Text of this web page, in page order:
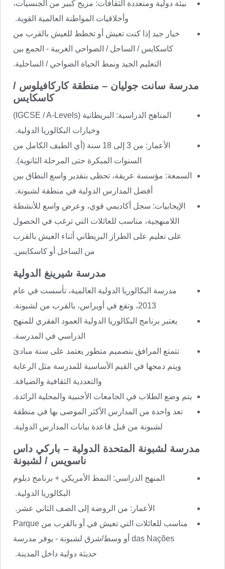
بيئة دولية ومتعددة الثقافات: مزيج كبير من الجنسيات،
وأخلاقيات المواطنة العالمية القوية.
خيار جيد إذا كنت تعيش أو تخطط للعيش بالقرب من
كاسكايس / الساحل / الضواحي الغربية - الجمع بين
التعليم الجيد ونمط الحياة الضواحي / الساحلية.
مدرسة سانت جوليان – منطقة كاركافيلوس /
كاسكايس
المناهج الدراسية: البريطانية (IGCSE / A-Levels)
وخيارات البكالوريا الدولية.
الأعمار: من 3 إلى 18 سنة (أي الطيف الكامل من
السنوات المبكرة حتى المرحلة الثانوية).
السمعة: مؤسسة عريقة، تحظى بتقدير واسع النطاق بين
أفضل المدارس الدولية في منطقة لشبونة.
الإيجابيات: سجل أكاديمي قوي، وعرض واسع للأنشطة
اللامنهجية، مناسب للعائلات التي ترغب في الحصول
على تعليم على الطراز البريطاني أثناء العيش بالقرب
من الساحل أو كاسكايس.
مدرسة شيرينغ الدولية
مدرسة البكالوريا الدولية العالمية، تأسست في عام
2013، وتقع في أويراس، بالقرب من لشبونة.
يعتبر برنامج البكالوريا الدولية العمود الفقري للمنهج
الدراسي في المدرسة.
تتمتع المرافق بتصميم متطور يعتمد على ستة مبادئ
ويتم دمجها في القيم الأساسية للمدرسة مثل الرعاية
والتعددية الثقافية والضيافة.
يتم وضع الطلاب في الجامعات الأجنبية والمحلية الرائدة.
تعد واحدة من المدارس الأكثر الموصى بها في منطقة
لشبونة من قبل قاعدة بيانات المدارس الدولية.
مدرسة لشبونة المتحدة الدولية – باركي داس
ناسويس / لشبونة
المنهج الدراسي: النمط الأمريكي + برنامج دبلوم
البكالوريا الدولية.
الأعمار: من الروضة إلى الصف الثاني عشر.
مناسب للعائلات التي تعيش في أو بالقرب من Parque
das Nações أو وسط/شرق لشبونة - يوفر مدرسة
حديثة دولية داخل المدينة.